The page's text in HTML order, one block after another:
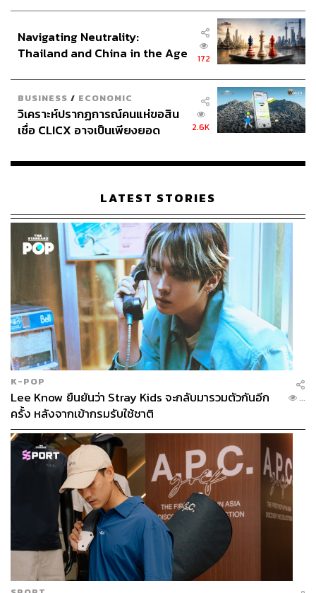
Navigating Neutrality:
Thailand and China in the Age
172
BUSINESS / ECONOMIC
วิเคราะห์ปรากฏการณ์คนแห่ขอสิน
เชื่อ CLICX อาจเป็นเพียงยอด
เรือนไทยที่ถูกซุกไว้
2.6K
LATEST STORIES
K-POP
Lee Know ยืนยันว่า Stray Kids จะกลับมารวมตัวกันอีก
ครั้ง หลังจากเข้ากรมรับใช้ชาติ
...